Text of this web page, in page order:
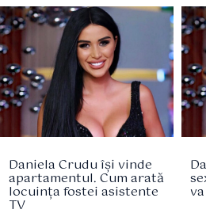
Daniela Crudu își vinde
apartamentul. Cum arată
locuința fostei asistente
TV